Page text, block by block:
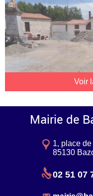
Voir
Mairie de
1, place
85130
02 51 07